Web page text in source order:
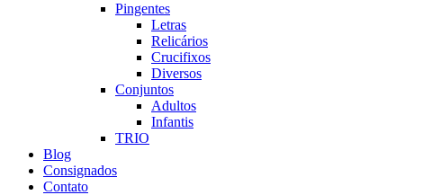
Pingentes
Letras
Relicários
Crucifixos
Diversos
Conjuntos
Adultos
Infantis
TRIO
Blog
Consignados
Contato